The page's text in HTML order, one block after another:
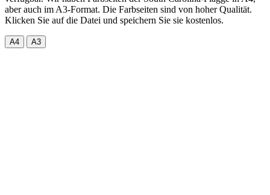
aber auch im A3-Format. Die Farbseiten sind von hoher Qualität.
Klicken Sie auf die Datei und speichern Sie sie kostenlos.
A4 A3